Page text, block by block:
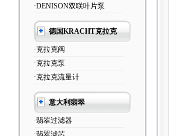
·DENISON双联叶片泵
德国KRACHT克拉克
·克拉克阀
·克拉克泵
·克拉克流量计
意大利翡翠
·翡翠过滤器
·翡翠滤芯